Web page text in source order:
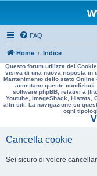
FAQ
Home Indice
Questo forum utilizza dei
visiva di una nuova risposta in
Mantenimento dello stato
accettano queste
software phpBB, relativi a
Youtube, ImageShack, Histats,
altri siti. La navigazione su
ogni
Cancella cookie
Sei sicuro di volere